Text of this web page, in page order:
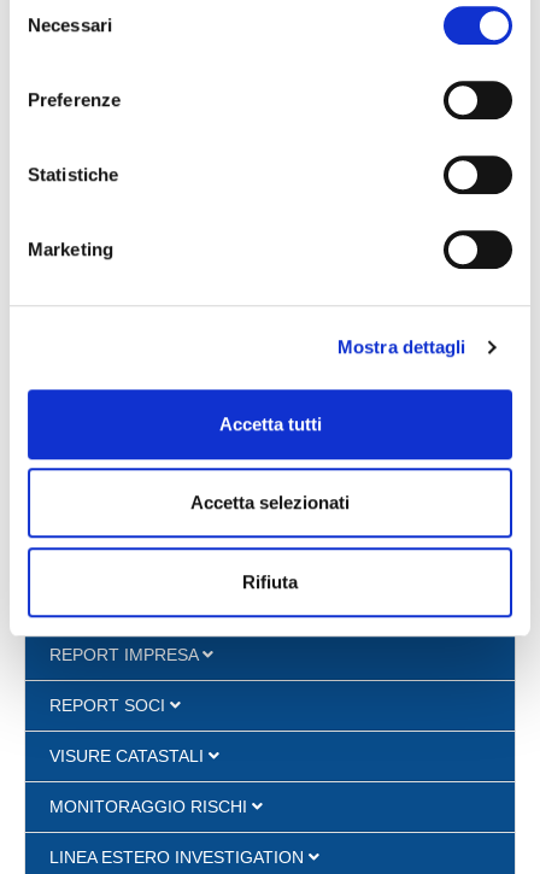
delNecessari
Preferenze
Statistiche
Marketing
Mostra dettagli
Accetta tutti
Accetta selezionati
Rifiuta
REPORT ESTERO URGENTE
DOSSIER IMPRESA REAL TIME
PROTESTI E PREGIUDIZIEVOLI
REPORT IMPRESA
REPORT SOCI
VISURE CATASTALI
MONITORAGGIO RISCHI
LINEA ESTERO INVESTIGATION